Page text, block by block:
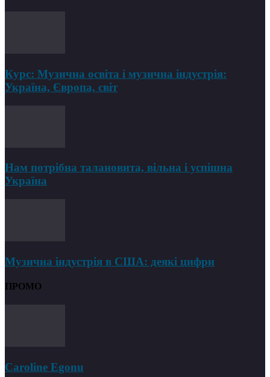
Курс: Музична освіта і музична індустрія:
Україна, Європа, світ
Нам потрібна талановита, вільна і успішна
Україна
Музична індустрія в США: деякі цифри
ПРОМО
Caroline Egonu